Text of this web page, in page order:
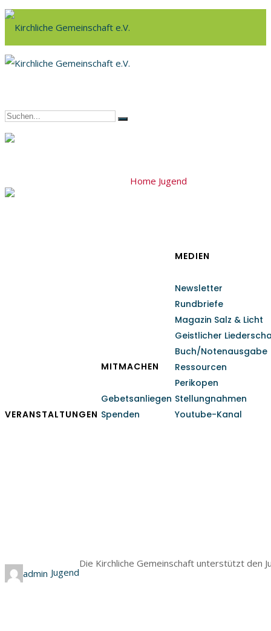
VERANSTALTUNGEN
MITMACHEN
Gebetsanliegen
Spenden
MEDIEN
Newsletter
Rundbriefe
Magazin Salz & Licht
Geistlicher
Buch/Notenausgabe
Ressourcen
Perikopen
Stellungnahmen
Youtube-Kanal
Home Jugend
admin Jugend
Die Kirchliche Gemeinschaft unterstützt den